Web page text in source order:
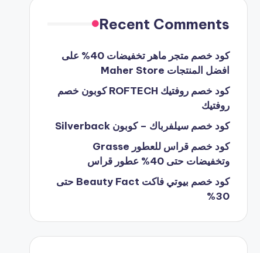
Recent Comments
كود خصم متجر ماهر تخفيضات 40% على
افضل المنتجات Maher Store
كود خصم روفتيك ROFTECH كوبون خصم
روفتيك
كود خصم سيلفرباك – كوبون Silverback
كود خصم قراس للعطور Grasse
وتخفيضات حتى 40% عطور قراس
كود خصم بيوتي فاكت Beauty Fact حتى
30%